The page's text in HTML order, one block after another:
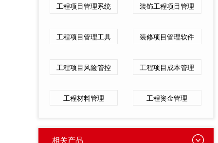
工程项目管理系统 装饰工程项目管理
工程项目管理工具 装修项目管理软件
工程项目风险管控 工程项目成本管理
工程材料管理 工程资金管理
相关产品